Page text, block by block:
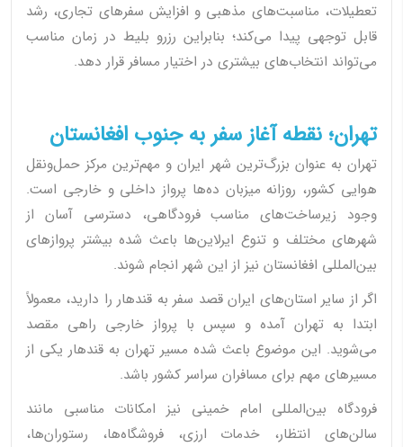
تعطیلات، مناسبت‌های مذهبی و افزایش سفرهای تجاری، رشد
قابل توجهی پیدا می‌کند؛ بنابراین رزرو بلیط در زمان مناسب
می‌تواند انتخاب‌های بیشتری در اختیار مسافر قرار دهد.
تهران؛ نقطه آغاز سفر به جنوب افغانستان
تهران به عنوان بزرگ‌ترین شهر ایران و مهم‌ترین مرکز حمل‌ونقل
هوایی کشور، روزانه میزبان ده‌ها پرواز داخلی و خارجی است.
وجود زیرساخت‌های مناسب فرودگاهی، دسترسی آسان از
شهرهای مختلف و تنوع ایرلاین‌ها باعث شده بیشتر پروازهای
بین‌المللی افغانستان نیز از این شهر انجام شوند.
اگر از سایر استان‌های ایران قصد سفر به قندهار را دارید، معمولاً
ابتدا به تهران آمده و سپس با پرواز خارجی راهی مقصد
می‌شوید. این موضوع باعث شده مسیر تهران به قندهار یکی از
مسیرهای مهم برای مسافران سراسر کشور باشد.
فرودگاه بین‌المللی امام خمینی نیز امکانات مناسبی مانند
سالن‌های انتظار، خدمات ارزی، فروشگاه‌ها، رستوران‌ها،